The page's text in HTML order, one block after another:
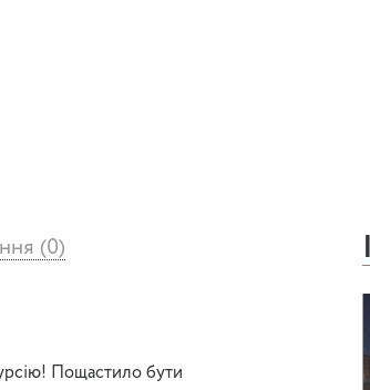
(0)
Пощастило бути